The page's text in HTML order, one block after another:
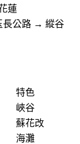
蓮
公路 → 縱谷
特色
峽谷
蘇花改
海灘